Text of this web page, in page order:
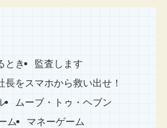
とき 監査します
長をスマホから救い出せ！
ムーブ・トゥ・ヘブン
ム マネーゲーム